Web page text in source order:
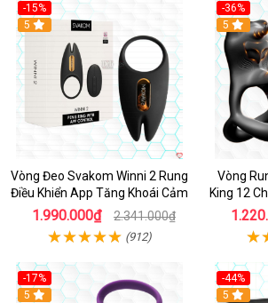
-15%
Hot
5
Vòng Đeo Svakom Winni 2 Rung
Điều Khiển App Tăng Khoái Cảm
1.990.000₫ 2.341.000₫
(912)
-36%
Hot
5
Vòng
King 12
-17%
Hot
5
-44%
5